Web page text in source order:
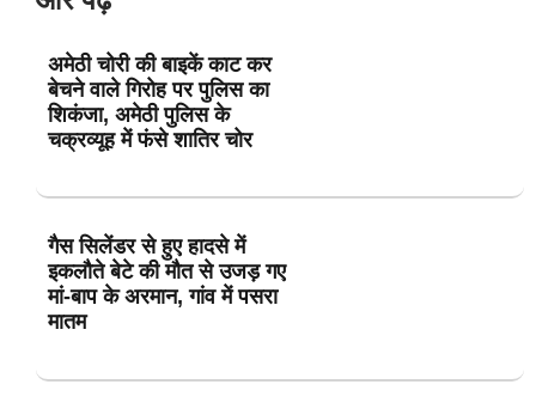
अमेठी चोरी की बाइकें काट कर
बेचने वाले गिरोह पर पुलिस का
शिकंजा, अमेठी पुलिस के
चक्रव्यूह में फंसे शातिर चोर
गैस सिलेंडर से हुए हादसे में
इकलौते बेटे की मौत से उजड़ गए
मां-बाप के अरमान, गांव में पसरा
मातम